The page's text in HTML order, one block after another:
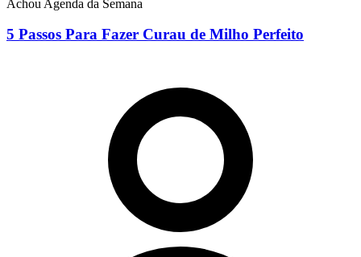
Achou Agenda da Semana
5 Passos Para Fazer Curau de Milho Perfeito